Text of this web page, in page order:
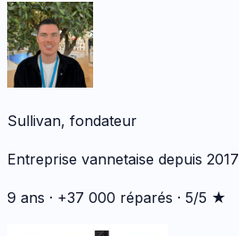
Sullivan, fondateur
Entreprise vannetaise depuis 2017
9 ans · +37 000 réparés · 5/5 ★